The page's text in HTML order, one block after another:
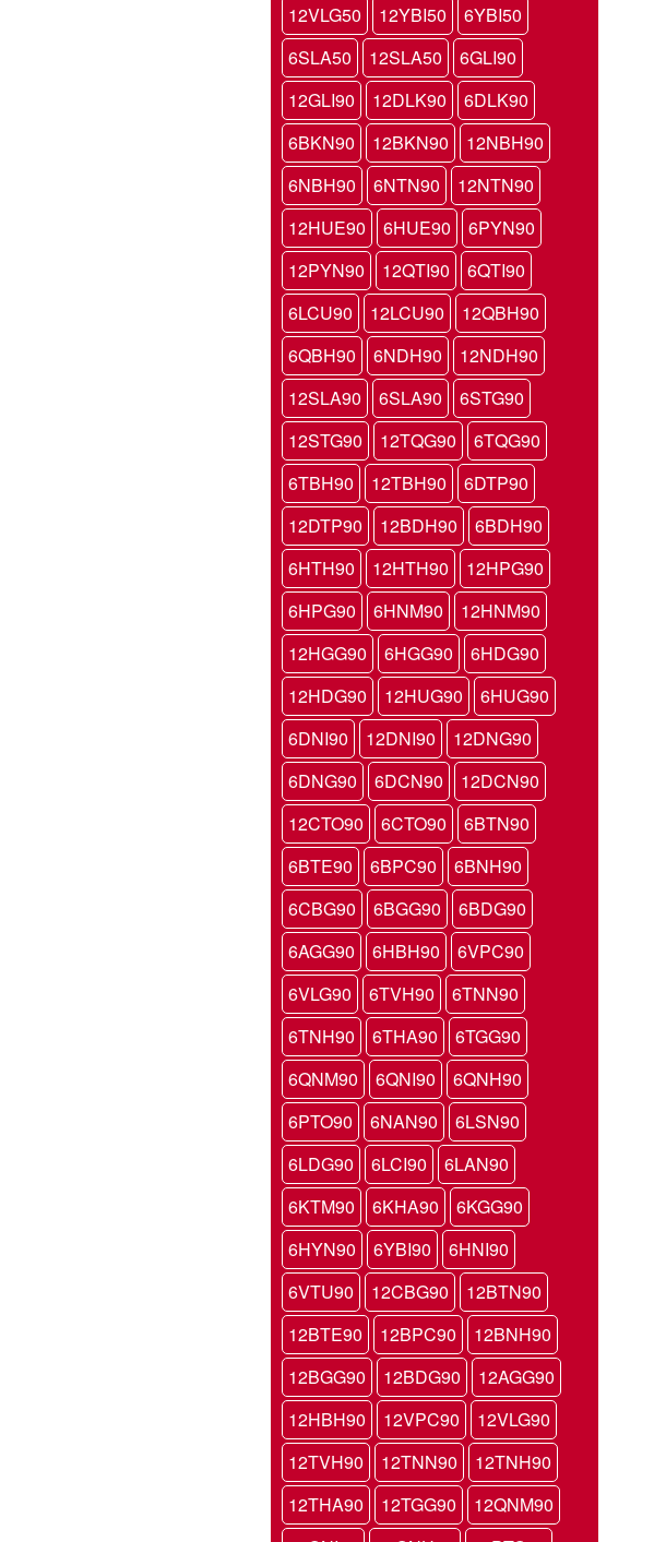
12VLG50
12YBI50
6YBI50
6SLA50
12SLA50
6GLI90
12GLI90
12DLK90
6DLK90
6BKN90
12BKN90
12NBH90
6NBH90
6NTN90
12NTN90
12HUE90
6HUE90
6PYN90
12PYN90
12QTI90
6QTI90
6LCU90
12LCU90
12QBH90
6QBH90
6NDH90
12NDH90
12SLA90
6SLA90
6STG90
12STG90
12TQG90
6TQG90
6TBH90
12TBH90
6DTP90
12DTP90
12BDH90
6BDH90
6HTH90
12HTH90
12HPG90
6HPG90
6HNM90
12HNM90
12HGG90
6HGG90
6HDG90
12HDG90
12HUG90
6HUG90
6DNI90
12DNI90
12DNG90
6DNG90
6DCN90
12DCN90
12CTO90
6CTO90
6BTN90
6BTE90
6BPC90
6BNH90
6CBG90
6BGG90
6BDG90
6AGG90
6HBH90
6VPC90
6VLG90
6TVH90
6TNN90
6TNH90
6THA90
6TGG90
6QNM90
6QNI90
6QNH90
6PTO90
6NAN90
6LSN90
6LDG90
6LCI90
6LAN90
6KTM90
6KHA90
6KGG90
6HYN90
6YBI90
6HNI90
6VTU90
12CBG90
12BTN90
12BTE90
12BPC90
12BNH90
12BGG90
12BDG90
12AGG90
12HBH90
12VPC90
12VLG90
12TVH90
12TNN90
12TNH90
12THA90
12TGG90
12QNM90